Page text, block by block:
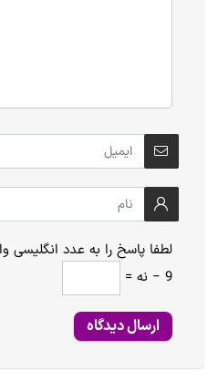
لطفا پاسخ را به عدد انگلیسی
9 − نه =